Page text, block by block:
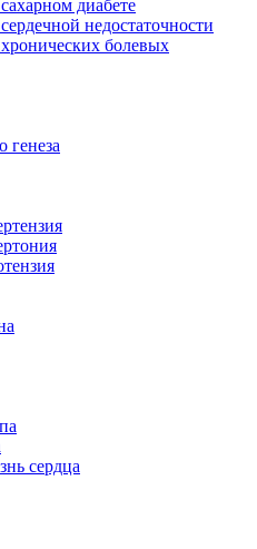
диабете
недостаточности
болевых
генеза
сердца